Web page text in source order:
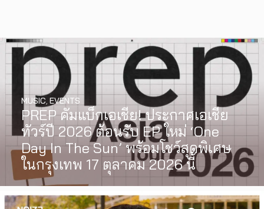
PREP คัมแบ็กเอเชีย! ประกาศเอเชีย
ทัวร์ปี 2026 ต้อนรับ EP ใหม่ ‘One
Day In The Sun’ พร้อมโชว์สุดพิเศษ
ในกรุงเทพ 17 ตุลาคม 2026 นี้
MUSIC EVENTS